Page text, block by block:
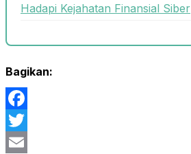
Hadapi Kejahatan Finansial Siber
Bagikan:
Facebook
Twitter